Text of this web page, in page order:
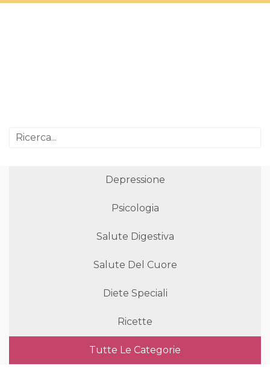
Depressione
Psicologia
Salute Digestiva
Salute Del Cuore
Diete Speciali
Ricette
Tutte Le Categorie